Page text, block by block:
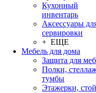
Кухонный
инвентарь
Аксессуары
сервировки
+ ЕЩЕ
Мебель для дома
Защита для
Полки,
тумбы
Этажерки,